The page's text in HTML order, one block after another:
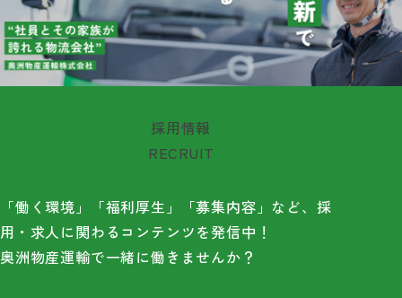
採用情報
RECRUIT
「働く環境」「福利厚生」「募集内容」など、 採
用・求人に関わるコンテンツを発信中！
奥洲物産運輸で一緒に働きませんか？